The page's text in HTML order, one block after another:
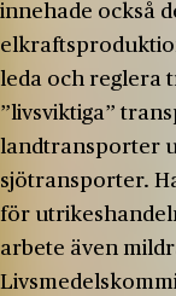
innehade också
leda och reglera
”livsviktiga”
landtransporter
sjötransporter.
för
arbete även